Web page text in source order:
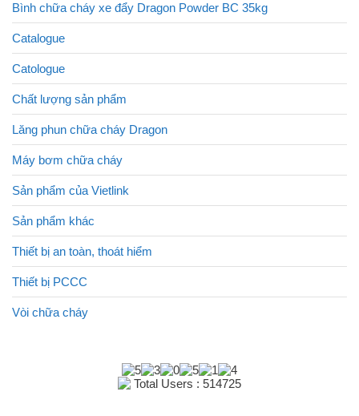
Bình chữa cháy xe đẩy Dragon Powder BC 35kg
Catalogue
Catologue
Chất lượng sản phẩm
Lăng phun chữa cháy Dragon
Máy bơm chữa cháy
Sản phẩm của Vietlink
Sản phẩm khác
Thiết bị an toàn, thoát hiểm
Thiết bị PCCC
Vòi chữa cháy
Total Users : 514725